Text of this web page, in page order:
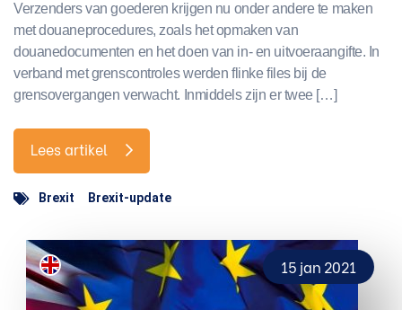
Verzenders van goederen krijgen nu onder andere te maken
met douaneprocedures, zoals het opmaken van
douanedocumenten en het doen van in- en uitvoeraangifte. In
verband met grenscontroles werden flinke files bij de
grensovergangen verwacht. Inmiddels zijn er twee […]
Lees artikel
Brexit Brexit-update
15 jan 2021